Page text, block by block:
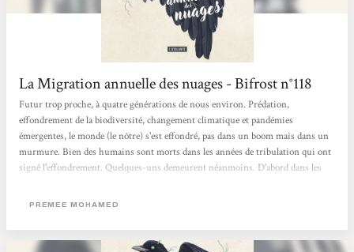
La Migration annuelle des nuages - Bifrost n°118
Futur trop proche, à quatre générations de nous environ. Prédation,
effondrement de la biodiversité, changement climatique et pandémies
émergentes, le monde (le nôtre) s'est effondré, pas dans un boom mais dans un
murmure. Bien des humains sont morts dans les années de tribulation qui ont
signé l'effondrement. Quelques-uns demeurent néanmoins. D'abord dans les
subsisteraient les merveilles de l'Ancien Monde (on pense à Exodes, de Jean-
PREMEE MOHAMED